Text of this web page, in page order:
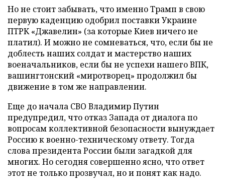
Но не стоит забывать, что именно Трамп в свою
первую каденцию одобрил поставки Украине
ПТРК «Джавелин» (за которые Киев ничего не
платил). И можно не сомневаться, что, если бы не
доблесть наших солдат и мастерство наших
военачальников, если бы не успехи нашего ВПК,
вашингтонский «миротворец» продолжил бы
движение в том же направлении.
Еще до начала СВО Владимир Путин
предупредил, что отказ Запада от диалога по
вопросам коллективной безопасности вынуждает
Россию к военно-техническому ответу. Тогда
слова президента России были загадкой для
многих. Но сегодня совершенно ясно, что ответ
этот не только прозвучал, но и понят как надо.